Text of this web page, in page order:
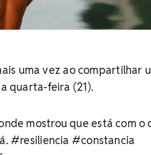
uma vez ao compartilhar
quarta-feira (21).
mostrou que está com o
#resiliencia #constancia